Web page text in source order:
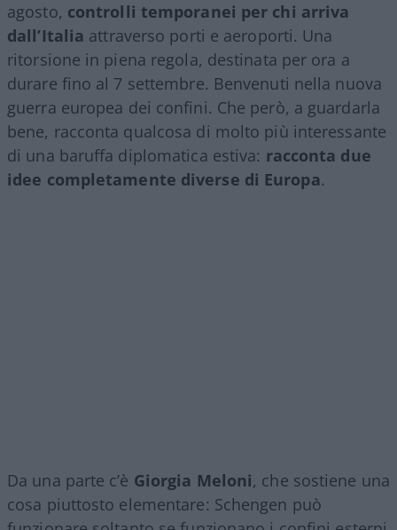
agosto, controlli temporanei per chi arriva
dall’Italia attraverso porti e aeroporti. Una
ritorsione in piena regola, destinata per ora a
durare fino al 7 settembre. Benvenuti nella nuova
guerra europea dei confini. Che però, a guardarla
bene, racconta qualcosa di molto più interessante
di una baruffa diplomatica estiva: racconta due
idee completamente diverse di Europa.
Da una parte c’è Giorgia Meloni, che sostiene una
cosa piuttosto elementare: Schengen può